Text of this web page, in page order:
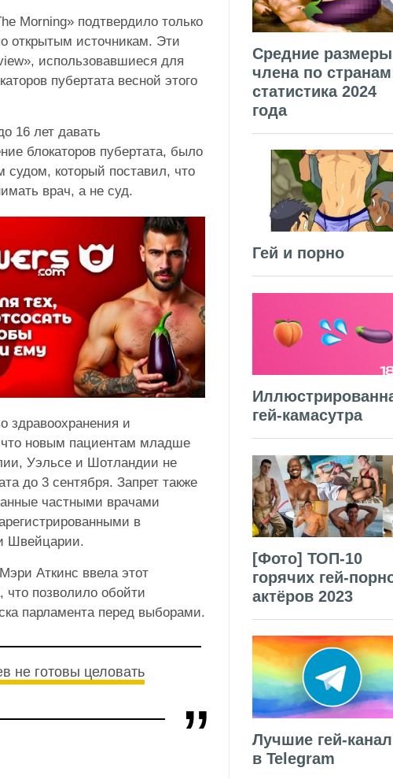
Morning» подтвердило только
открытым источникам. Эти
использовавшиеся для
пубертата весной этого
16 лет давать
блокаторов пубертата, было
судом, который поставил, что
врач, а не суд.
здравоохранения и
что новым пациентам младше
Уэльсе и Шотландии не
до 3 сентября. Запрет также
частными врачами
в
Швейцарии.
Аткинс ввела этот
что позволило обойти
парламента перед выборами.
не готовы целовать
Средние размеры
члена по
статистика 2024
года
Гей и порно
гей-камасутра
[Фото] ТОП-10
горячих гей-
актёров 2023
Лучшие гей-
в Telegram